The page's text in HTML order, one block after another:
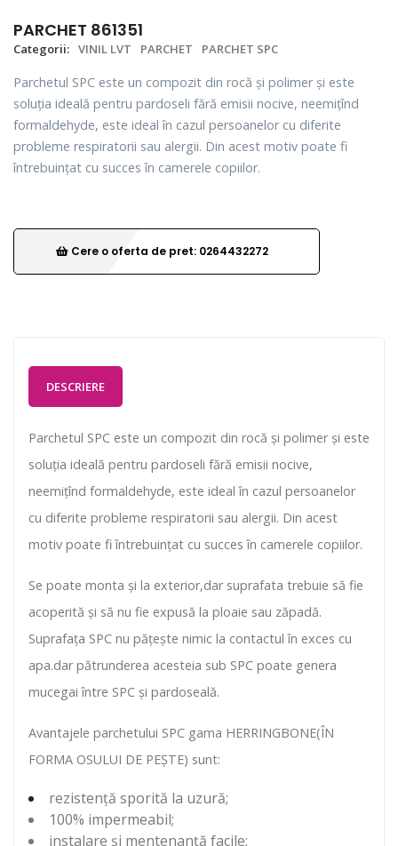
PARCHET 861351
Categorii: VINIL LVT PARCHET PARCHET SPC
Parchetul SPC este un compozit din rocă și polimer și este
soluția ideală pentru pardoseli fără emisii nocive, neemițînd
formaldehyde, este ideal în cazul persoanelor cu diferite
probleme respiratorii sau alergii. Din acest motiv poate fi
întrebuințat cu succes în camerele copiilor.
Cere o oferta de pret: 0264432272
DESCRIERE
Parchetul SPC este un compozit din rocă și polimer și este
soluția ideală pentru pardoseli fără emisii nocive,
neemițînd formaldehyde, este ideal în cazul persoanelor
cu diferite probleme respiratorii sau alergii. Din acest
motiv poate fi întrebuințat cu succes în camerele copiilor.
Se poate monta și la exterior,dar suprafata trebuie să fie
acoperită și să nu fie expusă la ploaie sau zăpadă.
Suprafața SPC nu pățește nimic la contactul în exces cu
apa.dar pătrunderea acesteia sub SPC poate genera
mucegai între SPC și pardoseală.
Avantajele parchetului SPC gama HERRINGBONE(ÎN
FORMA OSULUI DE PEȘTE) sunt:
rezistență sporită la uzură;
100% impermeabil;
instalare și mentenanță facile;